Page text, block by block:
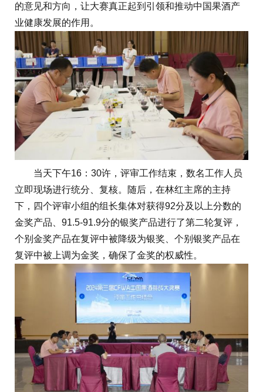
的意见和方向，让大赛真正起到引领和推动中国果酒产
业健康发展的作用。
当天下午16：30许，评审工作结束，数名工作人员
立即现场进行统分、复核。随后，在林红主席的主持
下，四个评审小组的组长集体对获得92分及以上分数的
金奖产品、91.5-91.9分的银奖产品进行了第二轮复评，
个别金奖产品在复评中被降级为银奖、个别银奖产品在
复评中被上调为金奖，确保了金奖的权威性。